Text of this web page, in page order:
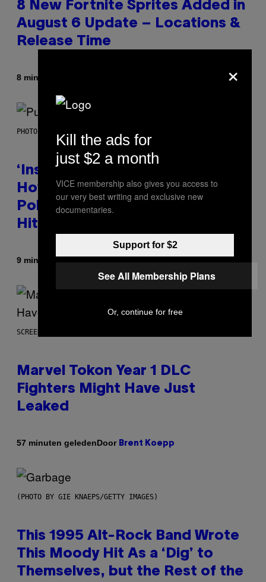
8 New Fortnite Sprites Added in
August 6 Update – Locations &
Release Time
8 minuten geleden
PHOTO BY GIE KNAEPS/GETTY IMAGES
‘Inspire Without Being Preachy’:
How a Breakup and Bush-Era
Politics Helped Create This L7
Hit
9 minuten geleden Door
SCREENSHOT: PLAYSTATION
Marvel Tokon Year 1 DLC
Fighters Might Have Just
Leaked
57 minuten geledenDoor Brent Koepp
(PHOTO BY GIE KNAEPS/GETTY IMAGES)
This 1995 Alt-Rock Band Wrote
This Moody Hit As a ‘Dig’ to
Themselves, but the Rest of the
×
Kill the ads for
just $2 a month
VICE membership also gives you access to
our very best writing and exclusive new
documentaries.
Support for $2
See All Membership Plans
Or, continue for free